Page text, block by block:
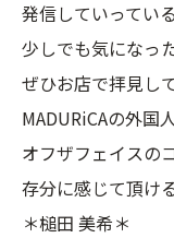
発信していってい
少しでも気になっ
ぜひお店で拝見
MADURiCAの外国
オフザフェイスの
存分に感じて頂け
＊槌田 美希＊